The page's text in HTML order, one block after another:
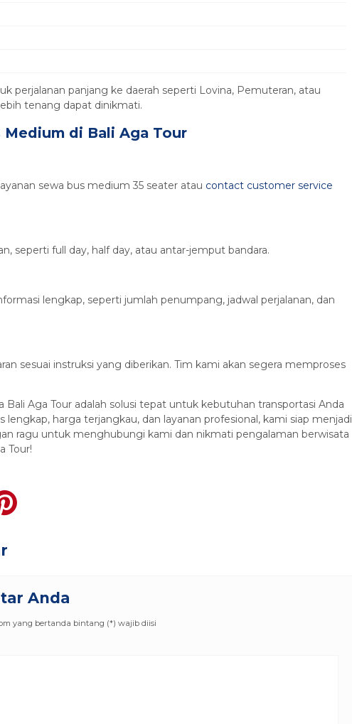
perjalanan panjang ke daerah seperti Lovina, Pemuteran, atau
tenang dapat dinikmati.
Medium di Bali Aga Tour
sewa bus medium 35 seater atau contact customer service
seperti full day, half day, atau antar-jemput bandara.
lengkap, seperti jumlah penumpang, jadwal perjalanan, dan
sesuai instruksi yang diberikan. Tim kami akan segera memproses
Aga Tour adalah solusi tepat untuk kebutuhan transportasi Anda
lengkap, harga terjangkau, dan layanan profesional, kami siap menjadi
ragu untuk menghubungi kami dan nikmati pengalaman berwisata
Tour!
Anda
yang bertanda bintang (*) wajib diisi